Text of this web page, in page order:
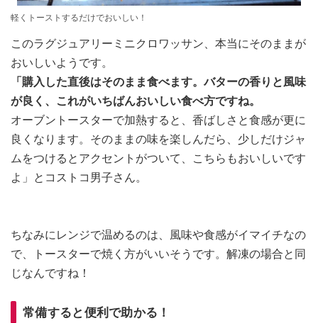
軽くトーストするだけでおいしい！
このラグジュアリーミニクロワッサン、本当にそのままが
おいしいようです。
「購入した直後はそのまま食べます。バターの香りと風味
が良く、これがいちばんおいしい食べ方ですね。
オーブントースターで加熱すると、香ばしさと食感が更に
良くなります。そのままの味を楽しんだら、少しだけジャ
ムをつけるとアクセントがついて、こちらもおいしいです
よ」とコストコ男子さん。
ちなみにレンジで温めるのは、風味や食感がイマイチなの
で、トースターで焼く方がいいそうです。解凍の場合と同
じなんですね！
常備すると便利で助かる！